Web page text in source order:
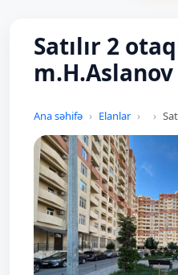
Satılır 2
m.H.Aslanov
Ana səhifə Elanlar